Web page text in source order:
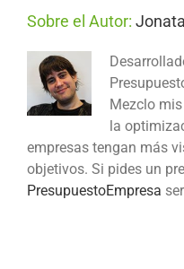
Sobre el Autor:
Mezclo
la
empresas tengan más
objetivos. Si pides un
PresupuestoEmpresa